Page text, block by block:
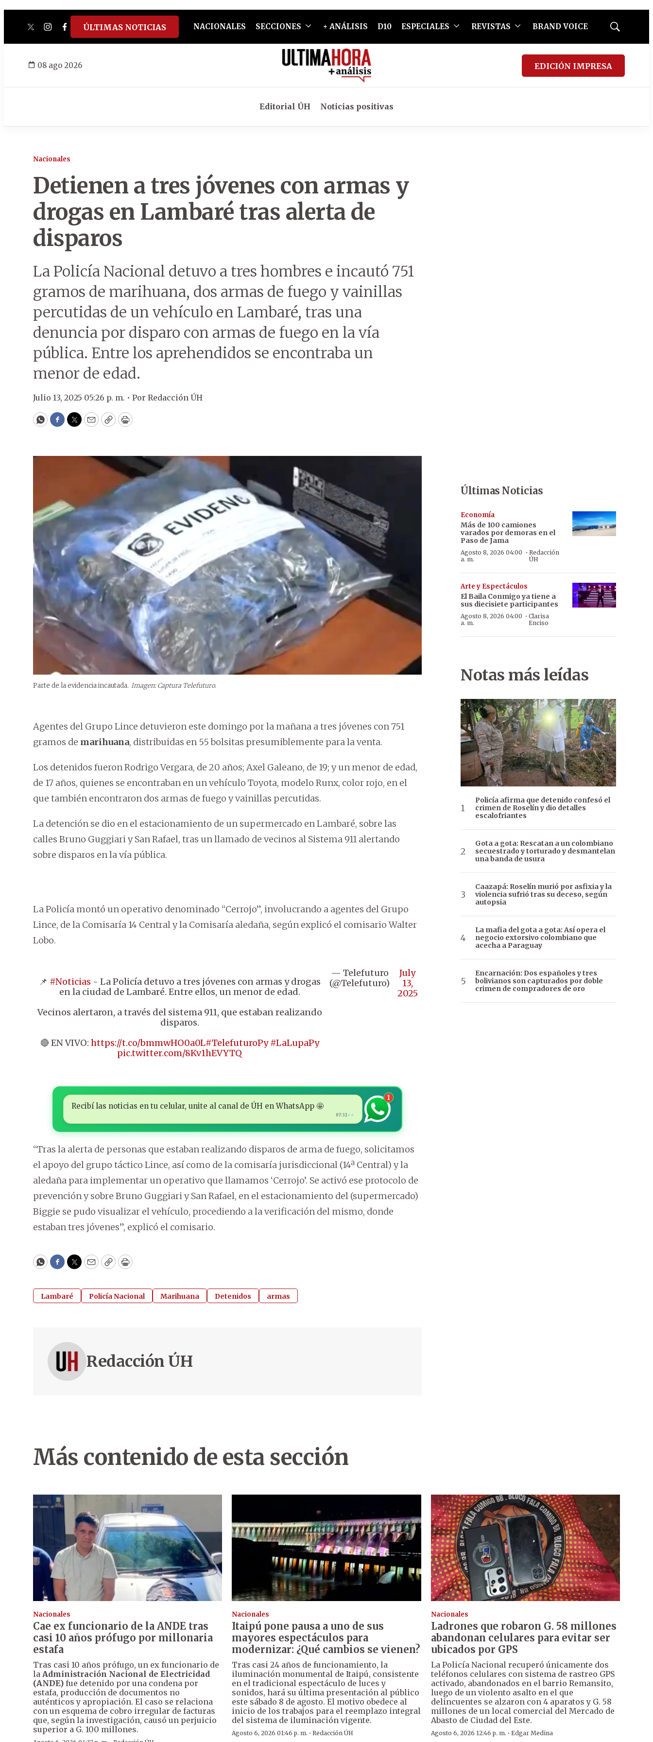
twitterinstagram
facebook
tiktokyoutube
spotify
ÚLTIMAS NOTICIAS NACIONALES SECCIONES + ANÁLISIS D10 ESPECIALES REVISTAS BRAND VOICE
Mostrar
08 ago 2026 EDICIÓN IMPRESA
Editorial ÚH Noticias positivas
Nacionales
Detienen a tres jóvenes con armas y
drogas en Lambaré tras alerta de
disparos
La Policía Nacional detuvo a tres hombres e incautó 751
gramos de marihuana, dos armas de fuego y vainillas
percutidas de un vehículo en Lambaré, tras una
denuncia por disparo con armas de fuego en la vía
pública. Entre los aprehendidos se encontraba un
menor de edad.
Julio 13, 2025 05:26 p. m. • Por Redacción ÚH
WhatsApp
Facebook
Twitter
EmailCopyPrint
Parte de la evidencia incautada. Imagen: Captura Telefuturo.
Agentes del Grupo Lince detuvieron este domingo por la mañana a tres jóvenes con 751
gramos de marihuana, distribuidas en 55 bolsitas presumiblemente para la venta.
Los detenidos fueron Rodrigo Vergara, de 20 años; Axel Galeano, de 19; y un menor de edad,
de 17 años, quienes se encontraban en un vehículo Toyota, modelo Runx, color rojo, en el
que también encontraron dos armas de fuego y vainillas percutidas.
La detención se dio en el estacionamiento de un supermercado en Lambaré, sobre las
calles Bruno Guggiari y San Rafael, tras un llamado de vecinos al Sistema 911 alertando
sobre disparos en la vía pública.
La Policía montó un operativo denominado “Cerrojo”, involucrando a agentes del Grupo
Lince, de la Comisaría 14 Central y la Comisaría aledaña, según explicó el comisario Walter
Lobo.
📌 #Noticias - La Policía detuvo a tres jóvenes con armas y drogas
en la ciudad de Lambaré. Entre ellos, un menor de edad.
Vecinos alertaron, a través del sistema 911, que estaban realizando
disparos.
🔴 EN VIVO: https://t.co/bmmwHO0a0L#TelefuturoPy #LaLupaPy
pic.twitter.com/8Kv1hEVYTQ
— Telefuturo
(@Telefuturo)
July
13,
2025
Recibí las noticias en tu celular, unite al canal de ÚH en WhatsApp 🤩
07:32✓✓
1
“Tras la alerta de personas que estaban realizando disparos de arma de fuego, solicitamos
el apoyo del grupo táctico Lince, así como de la comisaría jurisdiccional (14ª Central) y la
aledaña para implementar un operativo que llamamos ‘Cerrojo’. Se activó ese protocolo de
prevención y sobre Bruno Guggiari y San Rafael, en el estacionamiento del (supermercado)
Biggie se pudo visualizar el vehículo, procediendo a la verificación del mismo, donde
estaban tres jóvenes”, explicó el comisario.
WhatsApp
Facebook
Twitter
EmailCopyPrint
Lambaré Policía Nacional Marihuana Detenidos armas
Redacción ÚH
Últimas Noticias
Economía
Más de 100 camiones
varados por demoras en el
Paso de Jama
Agosto 8, 2026 04:00
a. m.
· Redacción
ÚH
Arte y Espectáculos
El Baila Conmigo ya tiene a
sus diecisiete participantes
Agosto 8, 2026 04:00
a. m.
· Clarisa
Enciso
Notas más leídas
Policía afirma que detenido confesó el
crimen de Roselín y dio detalles
escalofriantes
Gota a gota: Rescatan a un colombiano
secuestrado y torturado y desmantelan
una banda de usura
Caazapá: Roselín murió por asfixia y la
violencia sufrió tras su deceso, según
autopsia
La mafia del gota a gota: Así opera el
negocio extorsivo colombiano que
acecha a Paraguay
Encarnación: Dos españoles y tres
bolivianos son capturados por doble
crimen de compradores de oro
Más contenido de esta sección
Nacionales
Cae ex funcionario de la ANDE tras
casi 10 años prófugo por millonaria
estafa
Tras casi 10 años prófugo, un ex funcionario de
la Administración Nacional de Electricidad
(ANDE) fue detenido por una condena por
estafa, producción de documentos no
auténticos y apropiación. El caso se relaciona
con un esquema de cobro irregular de facturas
que, según la investigación, causó un perjuicio
superior a G. 100 millones.
Nacionales
Itaipú pone pausa a uno de sus
mayores espectáculos para
modernizar: ¿Qué cambios se vienen?
Tras casi 24 años de funcionamiento, la
iluminación monumental de Itaipú, consistente
en el tradicional espectáculo de luces y
sonidos, hará su última presentación al público
este sábado 8 de agosto. El motivo obedece al
inicio de los trabajos para el reemplazo integral
del sistema de iluminación vigente.
Agosto 6, 2026 01:46 p. m. ·Redacción ÚH
Nacionales
Ladrones que robaron G. 58 millones
abandonan celulares para evitar ser
ubicados por GPS
La Policía Nacional recuperó únicamente dos
teléfonos celulares con sistema de rastreo GPS
activado, abandonados en el barrio Remansito,
luego de un violento asalto en el que
delincuentes se alzaron con 4 aparatos y G. 58
millones de un local comercial del Mercado de
Abasto de Ciudad del Este.
Agosto 6, 2026 12:46 p. m. · Edgar Medina